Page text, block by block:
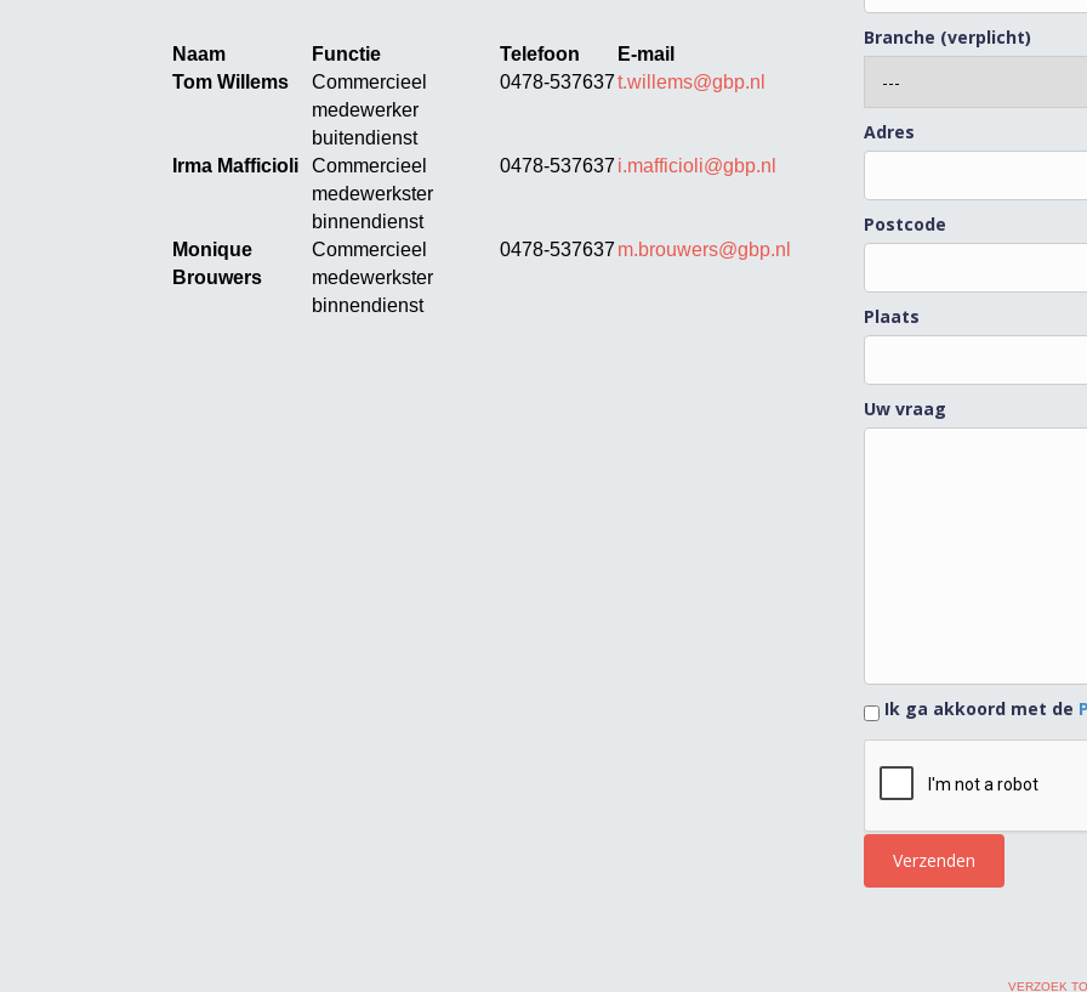
Naam Functie Telefoon
E-mail
Tom Willems
Commercieel
medewerker
buitendienst
0478-537637t.willems@gbp.nl
Irma Mafficioli
Commercieel
medewerkster
binnendienst
0478-537637 i.mafficioli@gbp.nl
Monique
Brouwers
Commercieel
medewerkster
binnendienst
0478-537637 m.brouwers@gbp.nl
Branche (verplicht)
Adres
Postcode
Plaats
Uw vraag
Ik ga akkoord met de
VERZOEK